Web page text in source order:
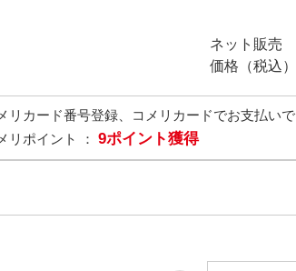
ネット販売
価格（税込）
リカード番号登録、コメリカードでお支払いで
リポイント ： 9ポイント獲得